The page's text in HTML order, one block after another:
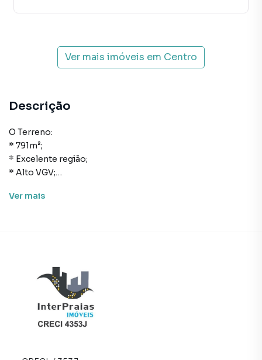
Ver mais imóveis em Centro
Descrição
O Terreno:
* 791m²;
* Excelente região;
* Alto VGV;
AGENDE JÁ SUA VISITA!
O valor do imóvel poderá sofrer alteração sem aviso
Ver mais